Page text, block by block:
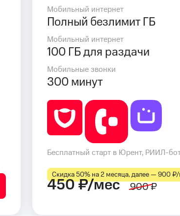
Мобильный интернет
Полный безлимит ГБ
Мобильный интернет
100 ГБ для раздачи
Мобильные звонки
300 минут
Бесплатный старт в Юрент, РИИЛ-
Скидка 50% на 2 месяца, далее — 900
450 ₽/мес 900 ₽